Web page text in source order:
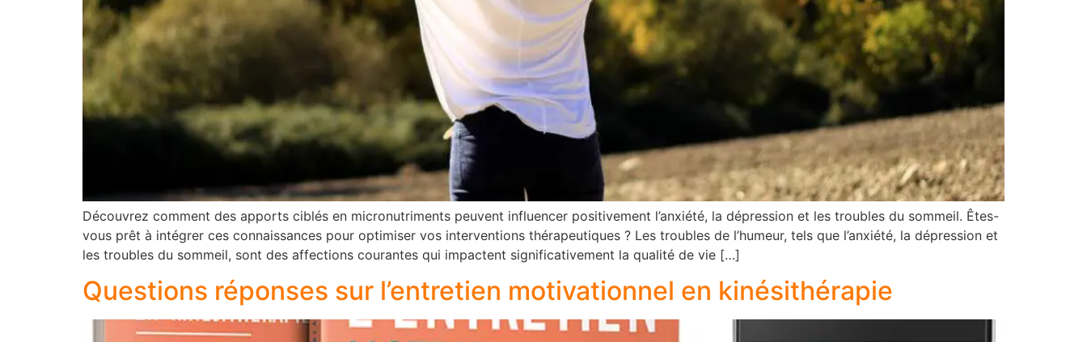
Découvrez comment des apports ciblés en micronutriments peuvent influencer positivement l’anxiété, la dépression et les troubles du sommeil. Êtes-
vous prêt à intégrer ces connaissances pour optimiser vos interventions thérapeutiques ? Les troubles de l’humeur, tels que l’anxiété, la dépression et
les troubles du sommeil, sont des affections courantes qui impactent significativement la qualité de vie […]
Questions réponses sur l’entretien motivationnel en kinésithérapie